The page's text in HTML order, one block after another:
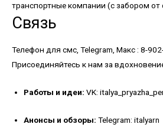
транспортные компании (с забором от
Связь
Телефон для смс, Telegram, Макс : 8-
Присоединяйтесь к нам за
Работы и идеи: VK:
Анонсы и обзоры: Telegram: italyarn